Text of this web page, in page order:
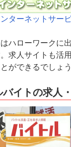
ターネットサー
ハローワークに
求人サイトも活
ができるでしょう
イトの求人